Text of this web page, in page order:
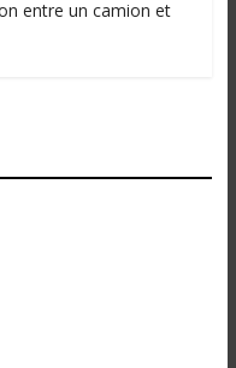
entre un camion et